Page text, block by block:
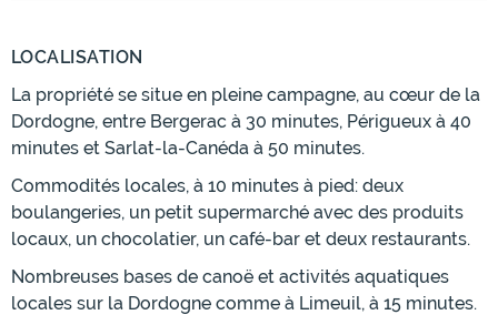
LOCALISATION
La propriété se situe en pleine campagne, au cœur de la
Dordogne, entre Bergerac à 30 minutes, Périgueux à 40
minutes et Sarlat-la-Canéda à 50 minutes.
Commodités locales, à 10 minutes à pied: deux
boulangeries, un petit supermarché avec des produits
locaux, un chocolatier, un café-bar et deux restaurants.
Nombreuses bases de canoë et activités aquatiques
locales sur la Dordogne comme à Limeuil, à 15 minutes.